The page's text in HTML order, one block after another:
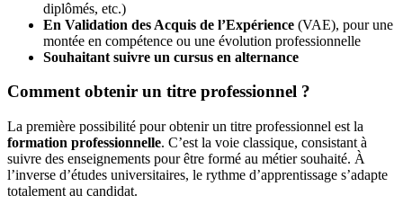
diplômés, etc.)
En Validation des Acquis de l’Expérience (VAE), pour une
montée en compétence ou une évolution professionnelle
Souhaitant suivre un cursus en alternance
Comment obtenir un titre professionnel ?
La première possibilité pour obtenir un titre professionnel est la
formation professionnelle. C’est la voie classique, consistant à
suivre des enseignements pour être formé au métier souhaité. À
l’inverse d’études universitaires, le rythme d’apprentissage s’adapte
totalement au candidat.